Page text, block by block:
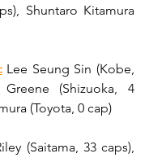
Shuntaro Kitamura
Lee Seung Sin (Kobe,
(Shizuoka, 4
(Toyota, 0 cap)
(Saitama, 33 caps),